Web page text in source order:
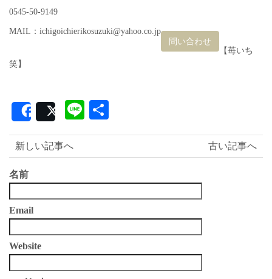
0545-50-9149
MAIL：ichigoichierikosuzuki@yahoo.co.jp
問い合わせ
【苺いち
笑】
SharePost Line
有
古い記事へ
新しい記事へ
名前
Email
Website